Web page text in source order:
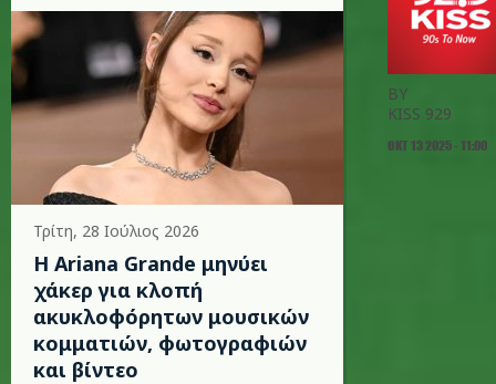
Τρίτη, 28 Ιούλιος 2026
Η Ariana Grande μηνύει
χάκερ για κλοπή
ακυκλοφόρητων μουσικών
κομματιών, φωτογραφιών
και βίντεο
BY
KISS 929
ΟΚΤ 13 2025 - 11:00